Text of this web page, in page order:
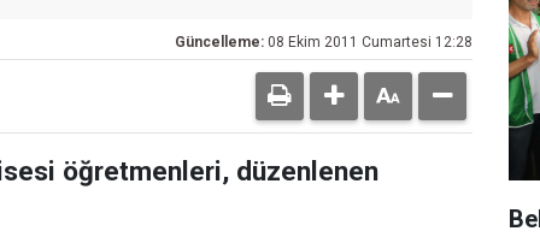
Güncelleme: 08 Ekim 2011 Cumartesi 12:28
öğretmenleri, düzenlenen